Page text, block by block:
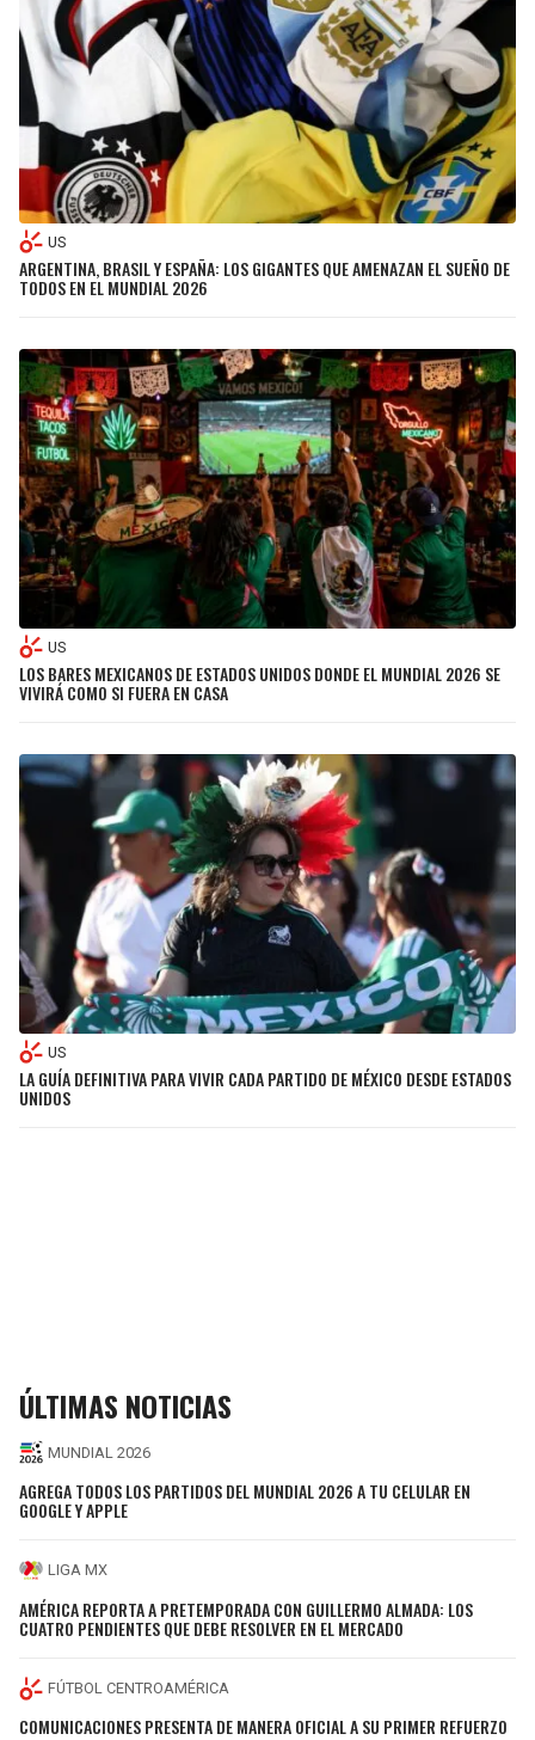
US
ARGENTINA, BRASIL Y ESPAÑA: LOS GIGANTES QUE AMENAZAN EL SUEÑO DE
TODOS EN EL MUNDIAL 2026
US
LOS BARES MEXICANOS DE ESTADOS UNIDOS DONDE EL MUNDIAL 2026 SE
VIVIRÁ COMO SI FUERA EN CASA
US
LA GUÍA DEFINITIVA PARA VIVIR CADA PARTIDO DE MÉXICO DESDE ESTADOS
UNIDOS
ÚLTIMAS NOTICIAS
MUNDIAL 2026
AGREGA TODOS LOS PARTIDOS DEL MUNDIAL 2026 A TU CELULAR EN
GOOGLE Y APPLE
LIGA MX
AMÉRICA REPORTA A PRETEMPORADA CON GUILLERMO ALMADA: LOS
CUATRO PENDIENTES QUE DEBE RESOLVER EN EL MERCADO
FÚTBOL CENTROAMÉRICA
COMUNICACIONES PRESENTA DE MANERA OFICIAL A SU PRIMER REFUERZO